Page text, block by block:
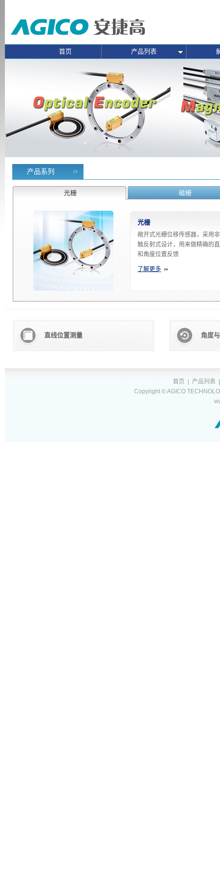
首页 产品列表
产品系列
光栅 磁栅
光栅
敞开式光栅位移传感器，采用
触反射式设计，用来做精确的
和角度位置反馈
了解更多
直线位置测量 角度
首页 产品列表
Copyright © AGICO